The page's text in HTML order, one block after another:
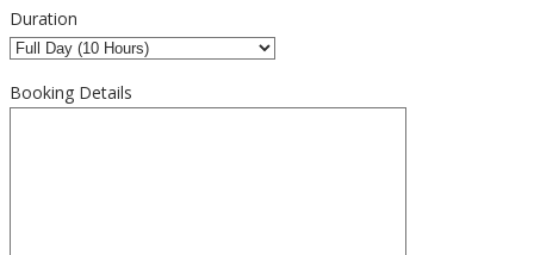
Duration
Booking Details